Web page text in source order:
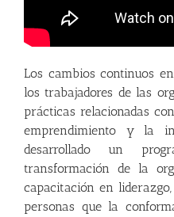
Los cambios continuos
los trabajadores de las
prácticas relacionadas
emprendimiento y la
desarrollado un
transformación de la
capacitación en
personas que la